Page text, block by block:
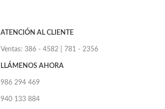
ATENCIÓN AL CLIENTE
Ventas: 386 - 4582 | 781 - 2356
LLÁMENOS AHORA
986 294 469
940 133 884